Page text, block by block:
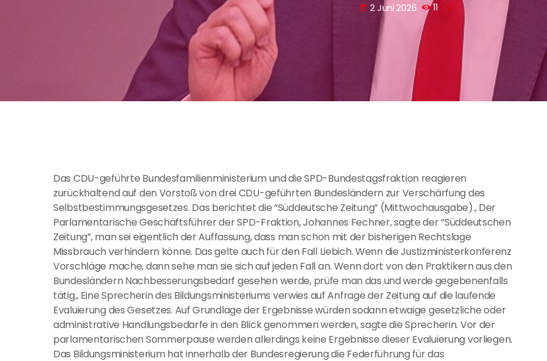
today 2 Juni 2026 11
Das CDU-geführte Bundesfamilienministerium und die SPD-Bundestagsfraktion reagieren
zurückhaltend auf den Vorstoß von drei CDU-geführten Bundesländern zur Verschärfung des
Selbstbestimmungsgesetzes. Das berichtet die “Süddeutsche Zeitung” (Mittwochausgabe)., Der
Parlamentarische Geschäftsführer der SPD-Fraktion, Johannes Fechner, sagte der “Süddeutschen
Zeitung”, man sei eigentlich der Auffassung, dass man schon mit der bisherigen Rechtslage
Missbrauch verhindern könne. Das gelte auch für den Fall Liebich. Wenn die Justizministerkonferenz
Vorschläge mache, dann sehe man sie sich auf jeden Fall an. Wenn dort von den Praktikern aus den
Bundesländern Nachbesserungsbedarf gesehen werde, prüfe man das und werde gegebenenfalls
tätig., Eine Sprecherin des Bildungsministeriums verwies auf Anfrage der Zeitung auf die laufende
Evaluierung des Gesetzes. Auf Grundlage der Ergebnisse würden sodann etwaige gesetzliche oder
administrative Handlungsbedarfe in den Blick genommen werden, sagte die Sprecherin. Vor der
parlamentarischen Sommerpause werden allerdings keine Ergebnisse dieser Evaluierung vorliegen.
Das Bildungsministerium hat innerhalb der Bundesregierung die Federführung für das